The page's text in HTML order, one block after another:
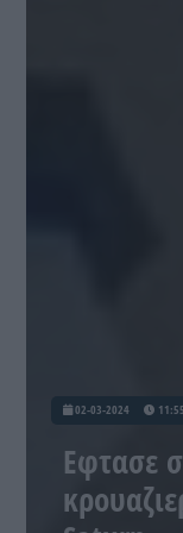
02-03-2024 11:55
Εφτασε